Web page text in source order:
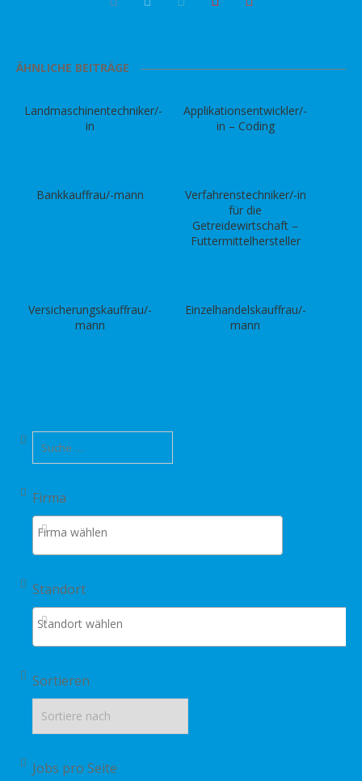
ÄHNLICHE BEITRÄGE
Landmaschinentechniker/-
in
Applikationsentwickler/-
in – Coding
Bankkauffrau/-mann
Verfahrenstechniker/-in
für die
Getreidewirtschaft –
Futtermittelhersteller
Versicherungskauffrau/-
mann
Einzelhandelskauffrau/-
mann
Firma
Standort
Sortieren
Jobs pro Seite